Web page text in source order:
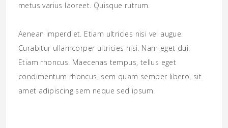
metus varius laoreet. Quisque rutrum.
Aenean imperdiet. Etiam ultricies nisi vel augue.
Curabitur ullamcorper ultricies nisi. Nam eget dui.
Etiam rhoncus. Maecenas tempus, tellus eget
condimentum rhoncus, sem quam semper libero, sit
amet adipiscing sem neque sed ipsum.